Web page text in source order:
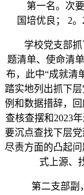
第一名。次要
国培优良； 2
学校党支部抓
题清单、使命清
布，此中“成就清
踏实地列出抓下
例和数据措辞，
查核查摆和2023
要沉点查找下层
尽责方面的凸起
式上源、
第二支部副，